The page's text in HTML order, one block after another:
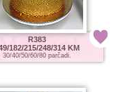
R383
182/215/248/314 KM
30/40/50/60/80 parčadi.